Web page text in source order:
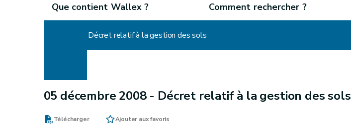
Que contient Wallex ? Comment rechercher ?
Décret relatif à la gestion des sols
05 décembre 2008 - Décret relatif à la gestion des sols
Télécharger Ajouter aux favoris